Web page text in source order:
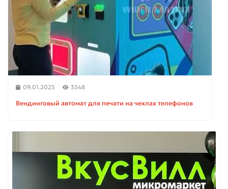
09.01.2025 3548
Вендинговый автомат для печати на чехлах телефонов